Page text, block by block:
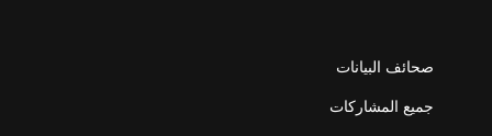
صحائف البيانات
جميع المشاركات